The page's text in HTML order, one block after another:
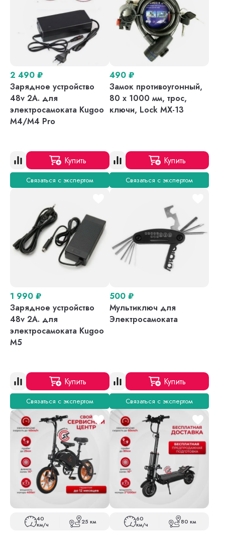
2 490 ₽
Зарядное устройство
48v 2A. для
электросамоката Kugoo
M4/M4 Pro
Купить
Связаться с экспертом
490 ₽
Замок противоугонный,
80 х 1000 мм, трос,
ключи, Lock MX-13
Купить
Связаться с экспертом
1 990 ₽
Зарядное устройство
48v 2A. для
электросамоката Kugoo
M5
Купить
Связаться с экспертом
500 ₽
Мультиключ для
Электросамоката
Купить
Связаться с экспертом
40
км/ч 25 км 60
км/ч 80 км